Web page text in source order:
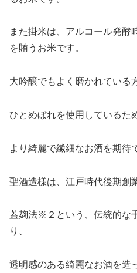
また掛米は、アルコール発酵
を賄うお米です。
大吟醸でもよく磨かれている
ひとめぼれを使用しているた
より綺麗で繊細なお酒を期待
聖酒造様は、江戸時代後期創
蓋麹法※２という、伝統的な
り、
透明感のある綺麗なお酒を造